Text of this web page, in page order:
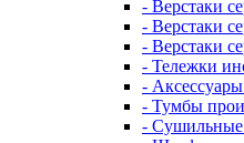
- Верстаки
- Верстаки
- Верстаки
- Тележки
-
- Тумбы
-